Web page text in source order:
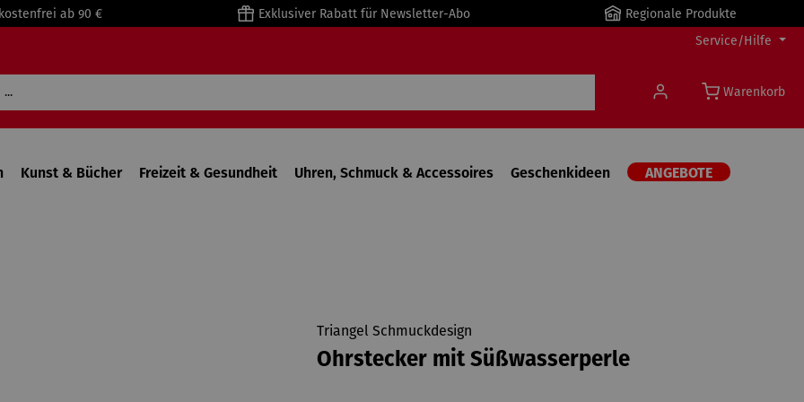
ab 90 € Exklusiver Rabatt für Newsletter-Abo
Regionale Produkte
Service/Hilfe
Warenkorb
Kunst & Bücher Freizeit & Gesundheit Uhren, Schmuck & Accessoires Geschenkideen ANGEBOTE
Triangel Schmuckdesign
Ohrstecker mit Süßwasserperle